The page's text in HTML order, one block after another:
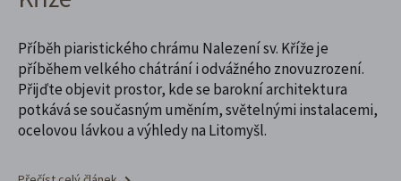
Příběh piaristického chrámu Nalezení sv. Kříže je
příběhem velkého chátrání i odvážného znovuzrození.
Přijďte objevit prostor, kde se barokní architektura
potkává se současným uměním, světelnými instalacemi,
ocelovou lávkou a výhledy na Litomyšl.